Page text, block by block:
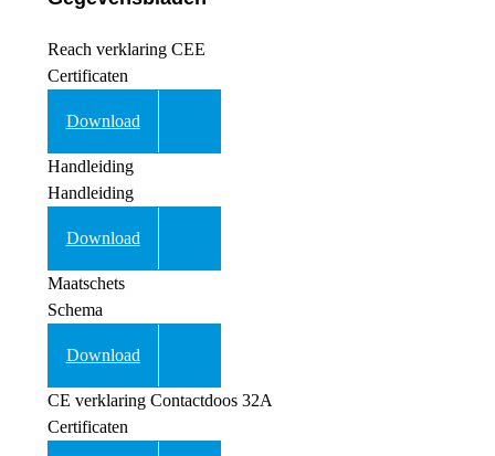
Reach verklaring CEE
Certificaten
Download
Handleiding
Handleiding
Download
Maatschets
Schema
Download
CE verklaring Contactdoos 32A
Certificaten